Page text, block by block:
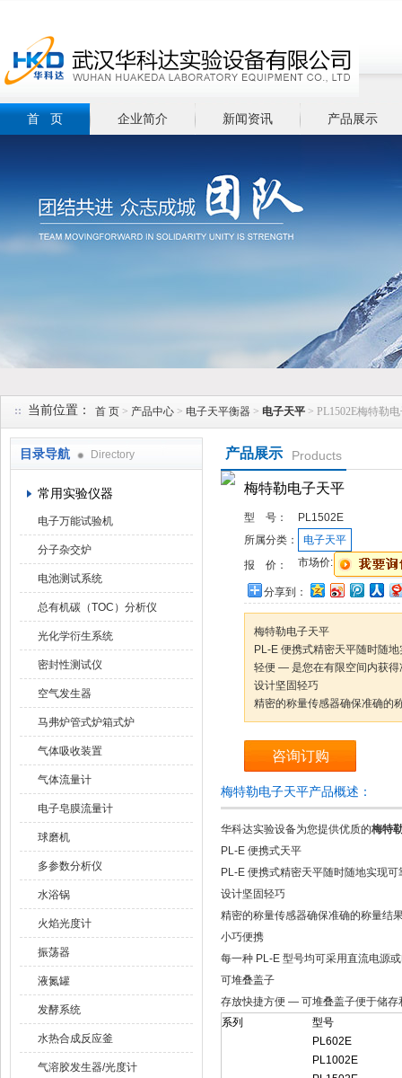
首 页 企业简介 新闻资讯 产品展示
当前位置： 首 页 > 产品中心 > 电子天平衡器 > 电子天平 > PL1502E梅特勒
目录导航 Directory
常用实验仪器
电子万能试验机
分子杂交炉
电池测试系统
总有机碳（TOC）分析仪
光化学衍生系统
密封性测试仪
空气发生器
马弗炉管式炉箱式炉
气体吸收装置
气体流量计
电子皂膜流量计
球磨机
多参数分析仪
水浴锅
火焰光度计
振荡器
液氮罐
发酵系统
水热合成反应釜
气溶胶发生器/光度计
产品展示 Products
梅特勒电子天平
型 号：
PL1502E
所属分类：
电子天平
报 价：
市场价:
分享到：
梅特勒电子天平
PL-E 便携式精密天平随时随
轻便 — 是您在有限空间内获
设计坚固轻巧
精密的称量传感器确保准确的
咨询订购
梅特勒电子天平产品概述：
华科达实验设备为您提供优质的梅特
PL-E 便携式天平
PL-E 便携式精密天平随时随地实现
设计坚固轻巧
精密的称量传感器确保准确的称量结
小巧便携
每一种 PL-E 型号均可采用直流电源
可堆叠盖子
存放快捷方便 — 可堆叠盖子便于储存
系列
型号
PL602E
PL1002E